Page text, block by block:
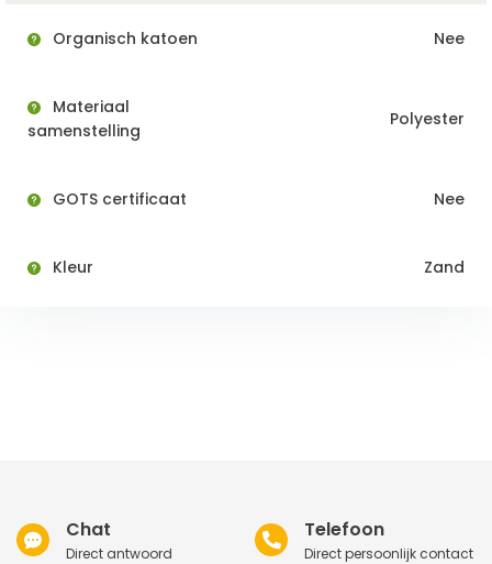
Organisch katoen Nee
Materiaal
samenstelling
Polyester
GOTS certificaat Nee
Kleur Zand
Chat
Direct antwoord
Telefoon
Direct persoonlijk contact